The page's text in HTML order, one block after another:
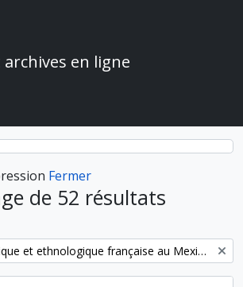
en ligne
Fermer
de 52 résultats
Mission archéologique et ethnologique française au Mexique